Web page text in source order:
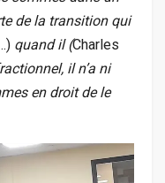
de la transition qui
quand il (Charles
il n’a ni
en droit de le